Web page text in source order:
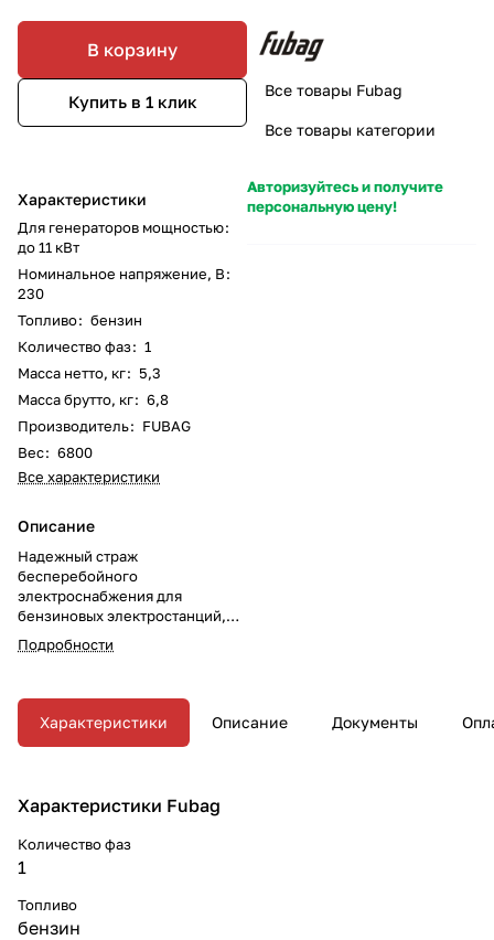
В корзину
Купить в 1 клик
Характеристики
Для генераторов мощностью:
до 11 кВт
Номинальное напряжение, В:
230
Топливо: бензин
Количество фаз: 1
Масса нетто, кг: 5,3
Масса брутто, кг: 6,8
Производитель: FUBAG
Вес: 6800
Все характеристики
Описание
Надежный страж
бесперебойного
электроснабжения для
бензиновых электростанций,
работающих в однофазной
сети.
Подробности
Все товары Fubag
Все товары категории
Авторизуйтесь и получите
персональную цену!
Характеристики Описание Документы
Характеристики Fubag
Количество фаз
1
Топливо
бензин